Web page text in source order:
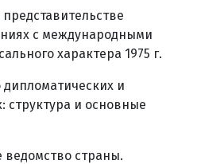
с международными
характера 1975 г.
и
структура и основные
страны.